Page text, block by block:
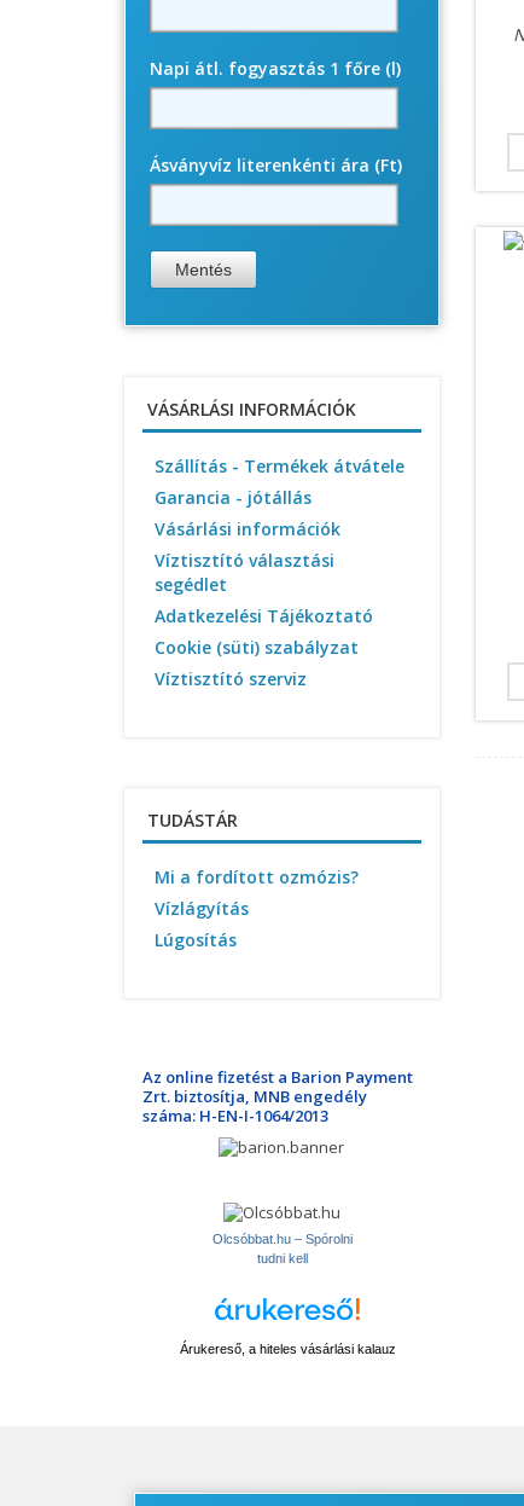
Napi átl. fogyasztás 1 főre (l)
Ásványvíz literenkénti ára (Ft)
VÁSÁRLÁSI INFORMÁCIÓK
Szállítás - Termékek átvátele
Garancia - jótállás
Vásárlási információk
Víztisztító választási
segédlet
Adatkezelési Tájékoztató
Cookie (süti) szabályzat
Víztisztító szerviz
TUDÁSTÁR
Mi a fordított ozmózis?
Vízlágyítás
Lúgosítás
Az online fizetést a Barion Payment
Zrt. biztosítja, MNB engedély
száma: H-EN-I-1064/2013
Olcsóbbat.hu – Spórolni
tudni kell
Árukereső, a hiteles vásárlási kalauz